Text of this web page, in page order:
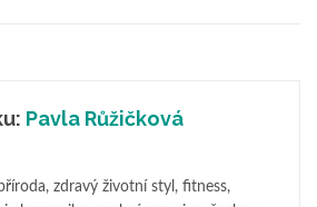
Pavla Růžičková
zdravý životní styl, fitness,